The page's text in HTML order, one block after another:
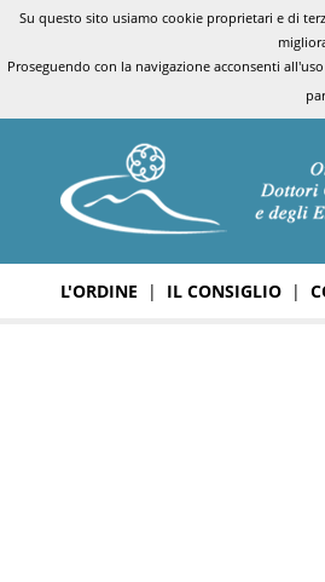
Su questo sito usiamo cookie proprietari e di
Proseguendo con la navigazione acconsenti
L'ORDINE | IL CONSIGLIO |